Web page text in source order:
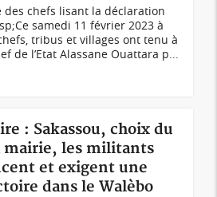
des chefs lisant la déclaration
samedi 11 février 2023 à
tribus et villages ont tenu à
de l’Etat Alassane Ouattara p...
: Sakassou, choix du
mairie, les militants
et exigent une
dans le Walèbo